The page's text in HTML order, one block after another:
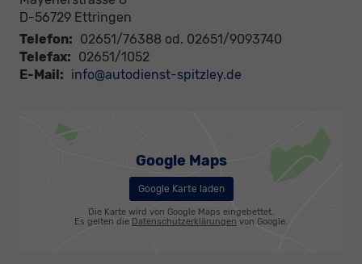
D-56729 Ettringen
Telefon: 02651/76388 od. 02651/9093740
Telefax: 02651/1052
E-Mail: info@autodienst-spitzley.de
Google Maps
Google Karte laden
Die Karte wird von Google Maps eingebettet.
Es gelten die Datenschutzerklärungen von Google.